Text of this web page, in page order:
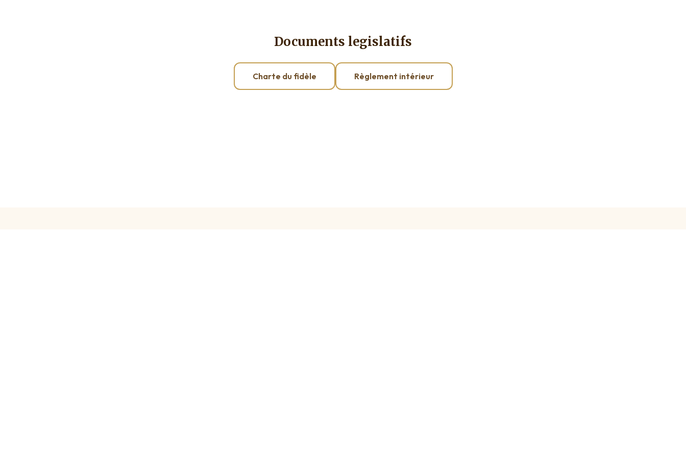
Documents legislatifs
Charte du fidèle Règlement intérieur